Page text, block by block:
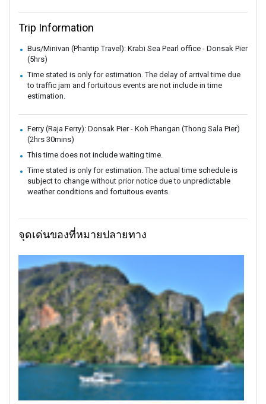
Trip Information
Bus/Minivan (Phantip Travel): Krabi Sea Pearl office - Donsak Pier
(5hrs)
Time stated is only for estimation. The delay of arrival time due
to traffic jam and fortuitous events are not include in time
estimation.
Ferry (Raja Ferry): Donsak Pier - Koh Phangan (Thong Sala Pier)
(2hrs 30mins)
This time does not include waiting time.
Time stated is only for estimation. The actual time schedule is
subject to change without prior notice due to unpredictable
weather conditions and fortuitous events.
จุดเด่นของที่หมายปลายทาง